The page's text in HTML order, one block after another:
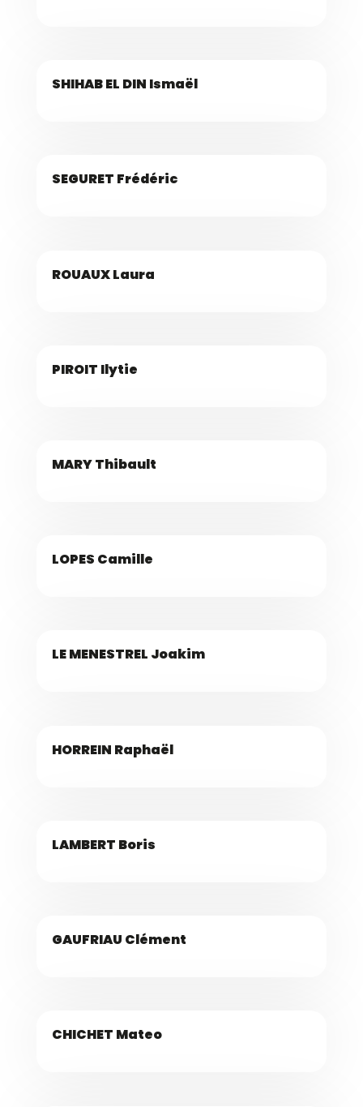
SHIHAB EL DIN Ismaël
SEGURET Frédéric
ROUAUX Laura
PIROIT Ilytie
MARY Thibault
LOPES Camille
LE MENESTREL Joakim
HORREIN Raphaël
LAMBERT Boris
GAUFRIAU Clément
CHICHET Mateo